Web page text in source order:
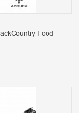
Food